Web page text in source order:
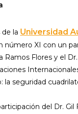
la Universidad
número XI con un
Ramos Flores y el
la seguridad
del Dr.